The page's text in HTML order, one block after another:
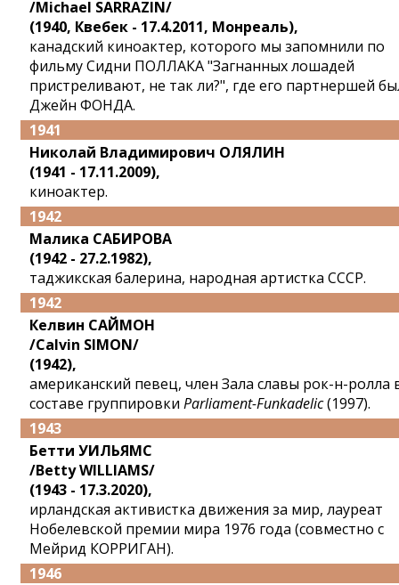
/Michael SARRAZIN/
(1940, Квебек - 17.4.2011, Монреаль),
канадский киноактер, которого мы запомнили по
фильму Сидни ПОЛЛАКА "Загнанных лошадей
пристреливают, не так ли?", где его партнершей
Джейн ФОНДА.
1941
Николай Владимирович ОЛЯЛИН
(1941 - 17.11.2009),
киноактер.
1942
Малика САБИРОВА
(1942 - 27.2.1982),
таджикская балерина, народная артистка СССР.
1942
Келвин САЙМОН
/Calvin SIMON/
(1942),
американский певец, член Зала славы рок-н-ролла
составе группировки Parliament-Funkadelic(1997).
1943
Бетти УИЛЬЯМС
/Betty WILLIAMS/
(1943 - 17.3.2020),
ирландская активистка движения за мир, лауреат
Нобелевской премии мира 1976 года (совместно с
Мейрид КОРРИГАН).
1946